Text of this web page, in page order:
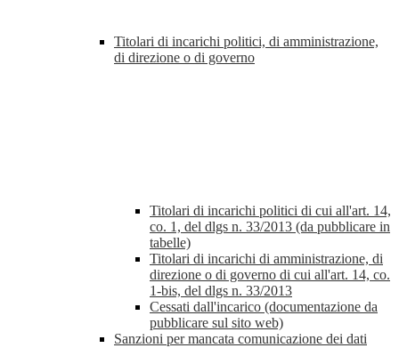
Titolari di incarichi politici, di amministrazione,
di direzione o di governo
Titolari di incarichi politici di cui all'art. 14,
co. 1, del dlgs n. 33/2013 (da pubblicare in
tabelle)
Titolari di incarichi di amministrazione, di
direzione o di governo di cui all'art. 14, co.
1-bis, del dlgs n. 33/2013
Cessati dall'incarico (documentazione da
pubblicare sul sito web)
Sanzioni per mancata comunicazione dei dati